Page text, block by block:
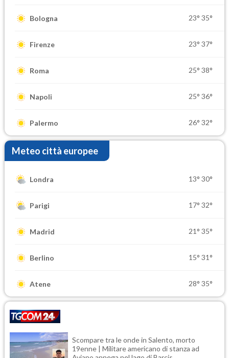
Bologna 23° 35°
Firenze 23° 37°
Roma 25° 38°
Napoli 25° 36°
Palermo 26° 32°
Meteo città europee
Londra 13° 30°
Parigi 17° 32°
Madrid 21° 35°
Berlino 15° 31°
Atene 28° 35°
Scompare tra le onde in Salento, morto
19enne | Militare americano di stanza ad